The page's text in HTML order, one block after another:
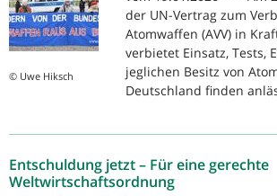
© Uwe Hiksch
der UN-Vertrag zum
Atomwaffen (AVV) in
verbietet Einsatz, Tests,
jeglichen Besitz von
Deutschland finden
Entschuldung jetzt – Für eine gerechte
Weltwirtschaftsordnung